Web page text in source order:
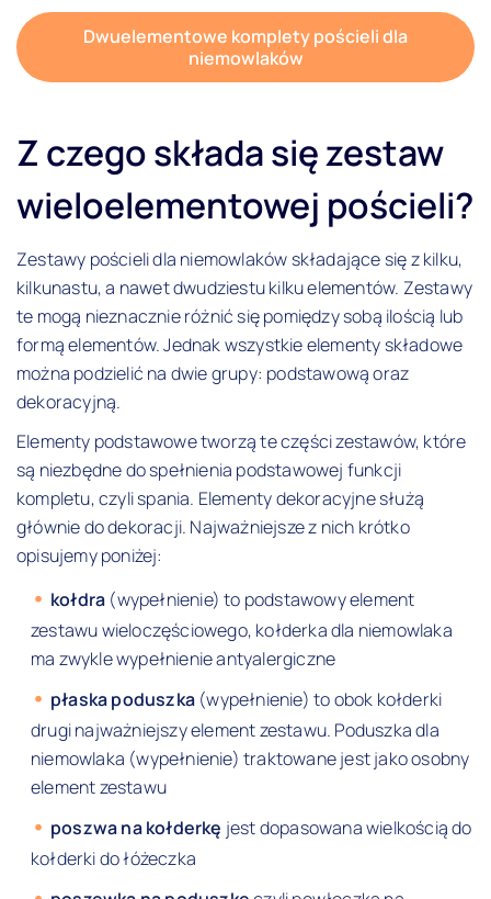
Dwuelementowe komplety pościeli dla
niemowlaków
Z czego składa się zestaw
wieloelementowej pościeli?
Zestawy pościeli dla niemowlaków składające się z kilku,
kilkunastu, a nawet dwudziestu kilku elementów. Zestawy
te mogą nieznacznie różnić się pomiędzy sobą ilością lub
formą elementów. Jednak wszystkie elementy składowe
można podzielić na dwie grupy: podstawową oraz
dekoracyjną.
Elementy podstawowe tworzą te części zestawów, które
są niezbędne do spełnienia podstawowej funkcji
kompletu, czyli spania. Elementy dekoracyjne służą
głównie do dekoracji. Najważniejsze z nich krótko
opisujemy poniżej:
kołdra (wypełnienie) to podstawowy element
zestawu wieloczęściowego, kołderka dla niemowlaka
ma zwykle wypełnienie antyalergiczne
płaska poduszka (wypełnienie) to obok kołderki
drugi najważniejszy element zestawu. Poduszka dla
niemowlaka (wypełnienie) traktowane jest jako osobny
element zestawu
poszwa na kołderkę jest dopasowana wielkością do
kołderki do łóżeczka